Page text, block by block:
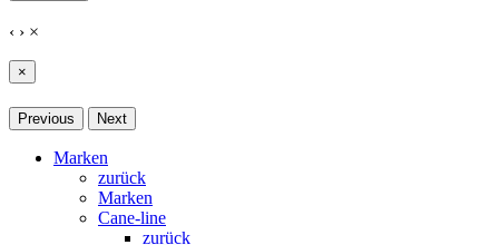
‹ › ×
×
Previous Next
Marken
zurück
Marken
Cane-line
zurück